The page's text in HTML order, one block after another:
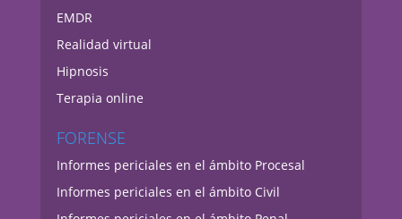
EMDR
Realidad virtual
Hipnosis
Terapia online
FORENSE
Informes periciales en el ámbito Procesal
Informes periciales en el ámbito Civil